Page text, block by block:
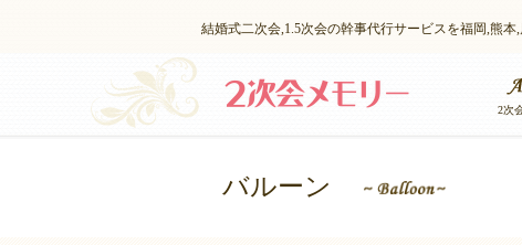
2次
結婚式二次会,1.5次会の幹事代行サービスを福岡,熊本
バルーン